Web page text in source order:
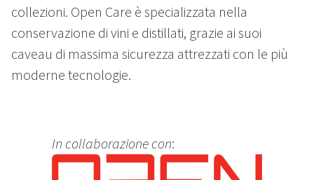
collezioni. Open Care è specializzata nella
conservazione di vini e distillati, grazie ai suoi
caveau di massima sicurezza attrezzati con le più
moderne tecnologie.
In collaborazione con: